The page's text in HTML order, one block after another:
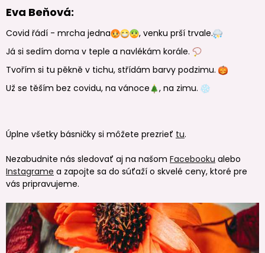
Eva Beňová:
Covid řádí - mrcha jedna
, venku prší trvale.
Já si sedím doma v teple a navlékám korále.
Tvořím si tu pěkně v tichu, střídám barvy podzimu.
Už se těším bez covidu, na vánoce
, na zimu.
Úplne všetky básničky si môžete prezrieť tu.
Nezabudnite nás sledovať aj na našom Facebooku alebo
Instagrame a zapojte sa do súťaží o skvelé ceny, ktoré pre
vás pripravujeme.